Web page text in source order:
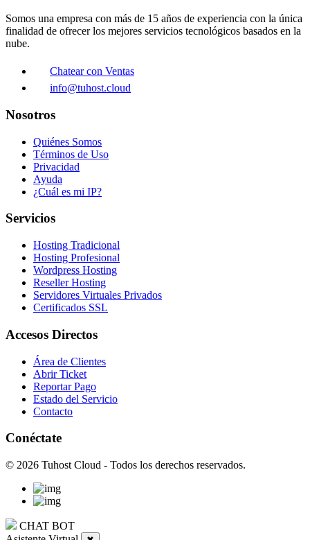
Somos una empresa con más de 15 años de experiencia con la única
finalidad de ofrecer los mejores servicios tecnológicos basados en la
nube.
Chatear con Ventas
info@tuhost.cloud
Nosotros
Quiénes Somos
Términos de Uso
Privacidad
Ayuda
¿Cuál es mi IP?
Servicios
Hosting Tradicional
Hosting Profesional
Wordpress Hosting
Reseller Hosting
Servidores Virtuales Privados
Certificados SSL
Accesos Directos
Área de Clientes
Abrir Ticket
Reportar Pago
Estado del Servicio
Contacto
Conéctate
© 2026 Tuhost Cloud - Todos los derechos reservados.
CHAT BOT